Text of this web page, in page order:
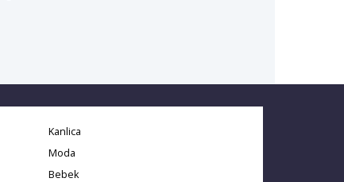
Kanlica
Moda
Bebek